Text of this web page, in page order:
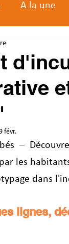
A la une
févr.
–
les
dans
lignes,